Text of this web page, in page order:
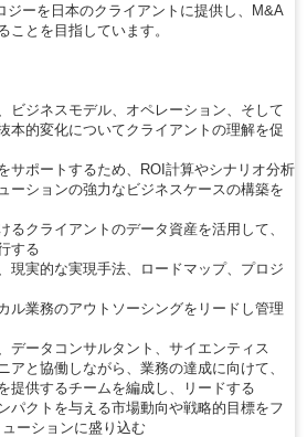
ジーを日本のクライアントに提供し、M&A
ことを目指しています。
ビジネスモデル、オペレーション、そして
本的変化についてクライアントの理解を促
サポートするため、ROI計算やシナリオ分析
ーションの強力なビジネスケースの構築を
るクライアントのデータ資産を活用して、
する
現実的な実現手法、ロードマップ、プロジ
ル業務のアウトソーシングをリードし管理
データコンサルタント、サイエンティス
アと協働しながら、業務の達成に向けて、
提供するチームを編成し、リードする
パクトを与える市場動向や戦略的目標をフ
ーションに盛り込む